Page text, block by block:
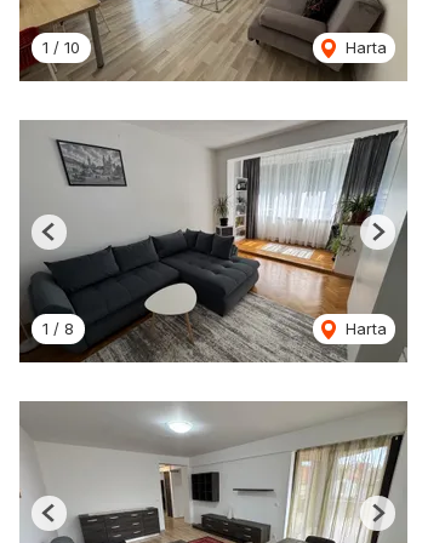
1 / 10 Harta
1 / 8 Harta
Previous Next
Previous Next